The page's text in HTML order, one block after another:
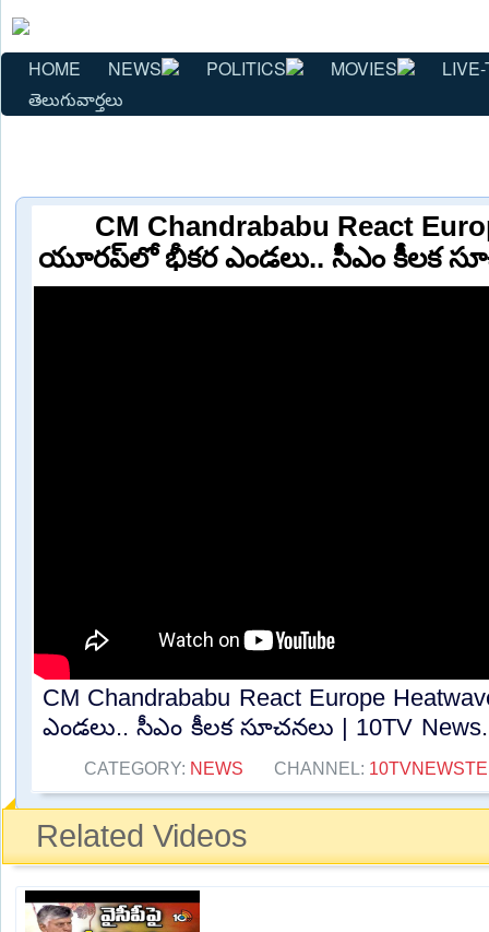
HOME NEWS POLITICS MOVIES
తెలుగువార్తలు
CM Chandrababu React
యూరప్‌లో భీకర ఎండలు.. సీఎం కీలక
CM Chandrababu React Europe
ఎండలు.. సీఎం కీలక సూచనలు | 10TV
CATEGORY: NEWS CHANNEL:
Related Videos